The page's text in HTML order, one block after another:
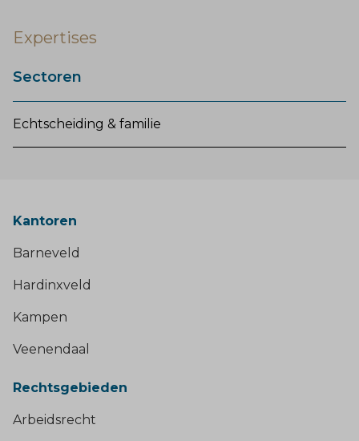
Expertises
Sectoren
Echtscheiding & familie
Kantoren
Barneveld
Hardinxveld
Kampen
Veenendaal
Rechtsgebieden
Arbeidsrecht